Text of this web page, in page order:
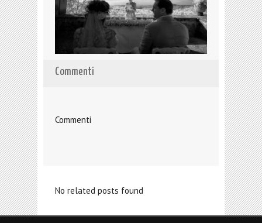
Commenti
Commenti
No related posts found